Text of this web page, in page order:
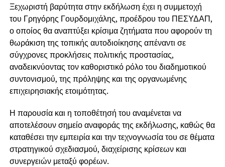
Ξεχωριστή βαρύτητα στην εκδήλωση έχει η συμμετοχή
του Γρηγόρης Γουρδομιχάλης, προέδρου του ΠΕΣΥΔΑΠ,
ο οποίος θα αναπτύξει κρίσιμα ζητήματα που αφορούν τη
θωράκιση της τοπικής αυτοδιοίκησης απέναντι σε
σύγχρονες προκλήσεις πολιτικής προστασίας,
αναδεικνύοντας τον καθοριστικό ρόλο του διαδημοτικού
συντονισμού, της πρόληψης και της οργανωμένης
επιχειρησιακής ετοιμότητας.
Η παρουσία και η τοποθέτησή του αναμένεται να
αποτελέσουν σημείο αναφοράς της εκδήλωσης, καθώς θα
καταθέσει την εμπειρία και την τεχνογνωσία του σε θέματα
στρατηγικού σχεδιασμού, διαχείρισης κρίσεων και
συνεργειών μεταξύ φορέων.